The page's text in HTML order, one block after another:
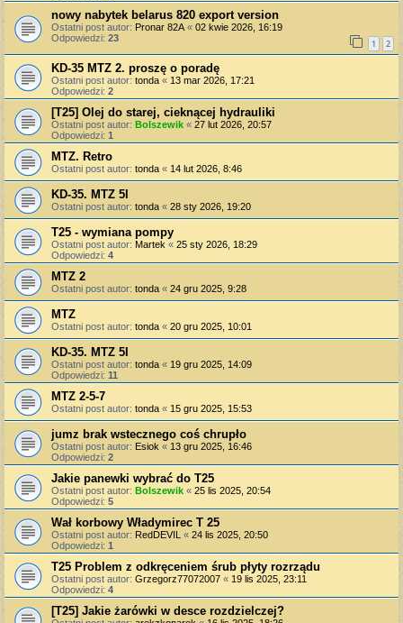
nowy nabytek belarus 820 export version
Ostatni post autor: Pronar 82A « 02 kwie 2026, 16:19
Odpowiedzi: 23 1 2
KD-35 MTZ 2. proszę o poradę
Ostatni post autor: tonda « 13 mar 2026, 17:21
Odpowiedzi: 2
[T25] Olej do starej, cieknącej hydrauliki
Ostatni post autor: Bolszewik « 27 lut 2026, 20:57
Odpowiedzi: 1
MTZ. Retro
Ostatni post autor: tonda « 14 lut 2026, 8:46
KD-35. MTZ 5l
Ostatni post autor: tonda « 28 sty 2026, 19:20
T25 - wymiana pompy
Ostatni post autor: Martek « 25 sty 2026, 18:29
Odpowiedzi: 4
MTZ 2
Ostatni post autor: tonda « 24 gru 2025, 9:28
MTZ
Ostatni post autor: tonda « 20 gru 2025, 10:01
KD-35. MTZ 5l
Ostatni post autor: tonda « 19 gru 2025, 14:09
Odpowiedzi: 11
MTZ 2-5-7
Ostatni post autor: tonda « 15 gru 2025, 15:53
jumz brak wstecznego coś chrupło
Ostatni post autor: Esiok « 13 gru 2025, 16:46
Odpowiedzi: 2
Jakie panewki wybrać do T25
Ostatni post autor: Bolszewik « 25 lis 2025, 20:54
Odpowiedzi: 5
Wał korbowy Władymirec T 25
Ostatni post autor: RedDEVIL « 24 lis 2025, 20:50
Odpowiedzi: 1
T25 Problem z odkręceniem śrub płyty rozrządu
Ostatni post autor: Grzegorz77072007 « 19 lis 2025, 23:11
Odpowiedzi: 4
[T25] Jakie żarówki w desce rozdzielczej?